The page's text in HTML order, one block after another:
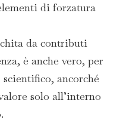
di forzatura
da contributi
è anche vero, per
ancorché
solo all’interno